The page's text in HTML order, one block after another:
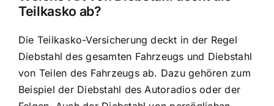
Teilkasko ab?
Die Teilkasko-Versicherung deckt in der Regel
Diebstahl des gesamten Fahrzeugs und Diebstahl
von Teilen des Fahrzeugs ab. Dazu gehören zum
Beispiel der Diebstahl des Autoradios oder der